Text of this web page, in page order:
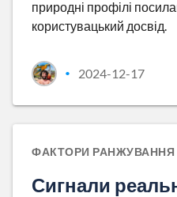
природні профілі
користувацький досвід.
• 2024-12-17
ФАКТОРИ РАНЖУВАННЯ
Сигнали